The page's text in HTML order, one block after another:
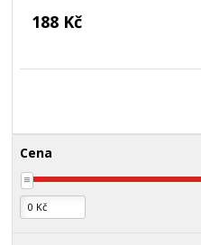
188 Kč
Cena